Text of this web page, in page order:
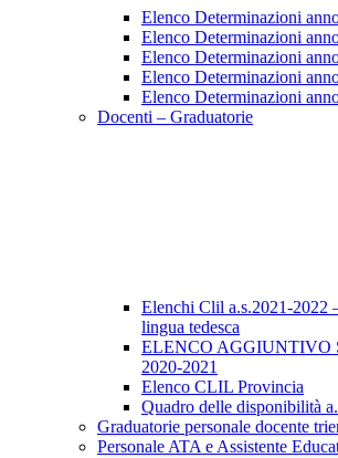
Elenco Determinazioni
Elenco Determinazioni
Elenco Determinazioni
Elenco Determinazioni
Elenco Determinazioni
Docenti – Graduatorie
Elenchi Clil a.s.2021-2022
lingua tedesca
ELENCO AGGIUNTIVO
2020-2021
Elenco CLIL Provincia
Quadro delle disponibilità
Graduatorie personale docente
Personale ATA e Assistente